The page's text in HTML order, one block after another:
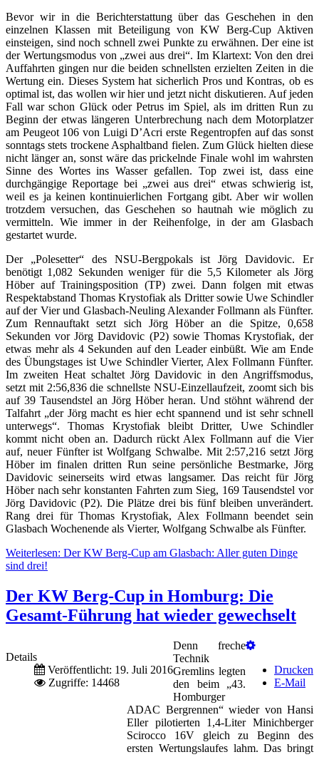
Bevor wir in die Berichterstattung über das Geschehen in den
einzelnen Klassen mit Beteiligung von KW Berg-Cup Aktiven
einsteigen, sind noch schnell zwei Punkte zu erwähnen. Der eine ist
der Wertungsmodus von „zwei aus drei“. Im Klartext: Von den drei
Auffahrten gingen nur die beiden schnellsten erzielten Zeiten in die
Wertung ein. Dieses System hat sicherlich Pros und Kontras, ob es
optimal ist, das wollen wir hier und jetzt nicht diskutieren. Auf jeden
Fall war schon Glück oder Petrus im Spiel, als im dritten Run zu
Beginn der etwas längeren Unterbrechung nach dem Motorplatzer
am Peugeot 106 von Luigi D’Acri erste Regentropfen auf das sonst
sonntags stets trockene Asphaltband fielen. Zum Glück hielten diese
nicht länger an, sonst wäre das prickelnde Finale wohl im wahrsten
Sinne des Wortes ins Wasser gefallen. Top zwei ist, dass eine
durchgängige Reportage bei „zwei aus drei“ etwas schwierig ist,
weil es ja keinen kontinuierlichen Fortgang gibt. Aber wir wollen
trotzdem versuchen, das Geschehen so hautnah wie möglich zu
vermitteln. Wie immer in der Reihenfolge, in der am Glasbach
gestartet wurde.
Der „Polesetter“ des NSU-Bergpokals ist Jörg Davidovic. Er
benötigt 1,082 Sekunden weniger für die 5,5 Kilometer als Jörg
Höber auf Trainingsposition (TP) zwei. Dann folgen mit etwas
Respektabstand Thomas Krystofiak als Dritter sowie Uwe Schindler
auf der Vier und Glasbach-Neuling Alexander Follmann als Fünfter.
Zum Rennauftakt setzt sich Jörg Höber an die Spitze, 0,658
Sekunden vor Jörg Davidovic (P2) sowie Thomas Krystofiak, der
etwas mehr als 4 Sekunden auf den Leader einbüßt. Wie am Ende
des Übungstages ist Uwe Schindler Vierter, Alex Follmann Fünfter.
Im zweiten Heat schaltet Jörg Davidovic in den Angriffsmodus,
setzt mit 2:56,836 die schnellste NSU-Einzellaufzeit, zoomt sich bis
auf 39 Tausendstel an Jörg Höber heran. Und stöhnt während der
Talfahrt „der Jörg macht es hier echt spannend und ist sehr schnell
unterwegs“. Thomas Krystofiak bleibt Dritter, Uwe Schindler
kommt nicht oben an. Dadurch rückt Alex Follmann auf die Vier
auf, neuer Fünfter ist Wolfgang Schwalbe. Mit 2:57,216 setzt Jörg
Höber im finalen dritten Run seine persönliche Bestmarke, Jörg
Davidovic seinerseits wird etwas langsamer. Das reicht für Jörg
Höber nach sehr konstanten Fahrten zum Sieg, 169 Tausendstel vor
Jörg Davidovic (P2). Die Plätze drei bis fünf bleiben unverändert.
Rang drei für Thomas Krystofiak, Alex Follmann beendet sein
Glasbach Wochenende als Vierter, Wolfgang Schwalbe als Fünfter.
Weiterlesen: Der KW Berg-Cup am Glasbach: Aller guten Dinge
sind drei!
Der KW Berg-Cup in Homburg: Die
Gesamt-Führung hat wieder gewechselt
Details
Veröffentlicht: 19. Juli 2016
Zugriffe: 14468
Drucken
E-Mail
Denn freche
Technik
Gremlins legten
den beim „43.
Homburger
ADAC Bergrennen“ wieder von Hansi
Eller pilotierten 1,4-Liter Minichberger
Scirocco 16V gleich zu Beginn des
ersten Wertungslaufes lahm. Das bringt